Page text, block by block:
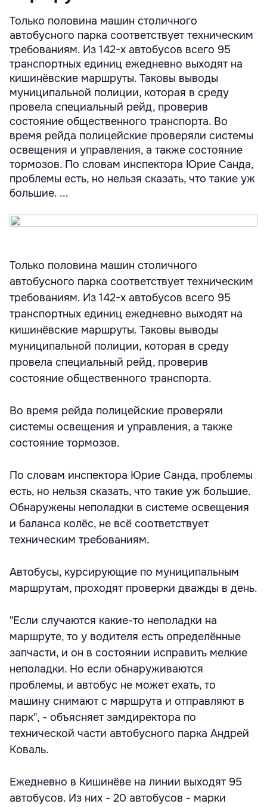
Только половина машин столичного
автобусного парка соответствует техническим
требованиям. Из 142-х автобусов всего 95
транспортных единиц ежедневно выходят на
кишинёвские маршруты. Таковы выводы
муниципальной полиции, которая в среду
провела специальный рейд, проверив
состояние общественного транспорта. Во
время рейда полицейские проверяли системы
освещения и управления, а также состояние
тормозов. По словам инспектора Юрие Санда,
проблемы есть, но нельзя сказать, что такие уж
большие. ...
Только половина машин столичного
автобусного парка соответствует техническим
требованиям. Из 142-х автобусов всего 95
транспортных единиц ежедневно выходят на
кишинёвские маршруты. Таковы выводы
муниципальной полиции, которая в среду
провела специальный рейд, проверив
состояние общественного транспорта.
Во время рейда полицейские проверяли
системы освещения и управления, а также
состояние тормозов.
По словам инспектора Юрие Санда, проблемы
есть, но нельзя сказать, что такие уж большие.
Обнаружены неполадки в системе освещения
и баланса колёс, не всё соответствует
техническим требованиям.
Автобусы, курсирующие по муниципальным
маршрутам, проходят проверки дважды в день.
"Если случаются какие-то неполадки на
маршруте, то у водителя есть определённые
запчасти, и он в состоянии исправить мелкие
неполадки. Но если обнаруживаются
проблемы, и автобус не может ехать, то
машину снимают с маршрута и отправляют в
парк", - объясняет замдиректора по
технической части автобусного парка Андрей
Коваль.
Ежедневно в Кишинёве на линии выходят 95
автобусов. Из них - 20 автобусов - марки